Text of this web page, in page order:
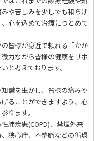
や苦しみを少しでも和らげ
心を込めて治療につとめて
皆様が身近で頼れる「かか
力ながら皆様の健康をサポ
と考えております。
識を生かし、皆様の痛みや
ることができますよう、心
ります。
肺疾患(COPD)、禁煙外来
狭心症、不整脈などの循環